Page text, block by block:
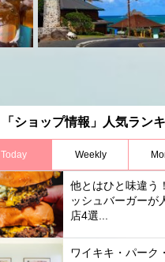
「ショップ情報」人気ラン
Today Weekly
他とはひと味違う
ッシュバーガーが
店4選...
ワイキキ・パーク